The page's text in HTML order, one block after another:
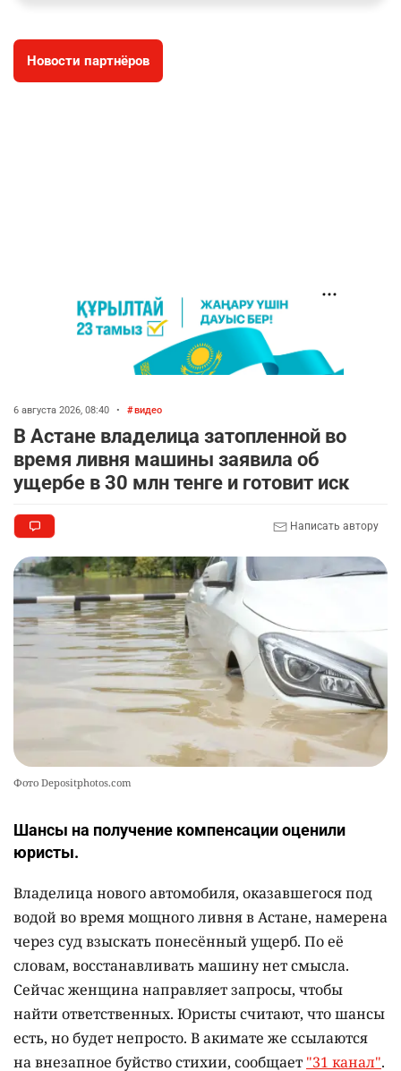
🇫🇷 Клуб ПСЖ объявил об открытии своей
футбольной академии в Астане
🐏 Скота больше, а мясо дороже. Почему в
Казахстане продолжают расти цены на
баранину и конину
8
🗣 620 человек освободили из колоний по
амнистии
2328 3 18
9
2321 7 71
10
🎬 Умер известный казахстанский
кинорежиссёр Ардак Амиркулов
2304 0 50
Новости партнёров
6 августа 2026, 08:40 • видео
В Астане владелица затопленной во
время ливня машины заявила об
ущербе в 30 млн тенге и готовит иск
Написать автору
Фото Depositphotos.com
Шансы на получение компенсации оценили
юристы.
Владелица нового автомобиля, оказавшегося под
водой во время мощного ливня в Астане, намерена
через суд взыскать понесённый ущерб. По её
словам, восстанавливать машину нет смысла.
Сейчас женщина направляет запросы, чтобы
найти ответственных. Юристы считают, что шансы
есть, но будет непросто. В акимате же ссылаются
на внезапное буйство стихии, сообщает "31 канал".